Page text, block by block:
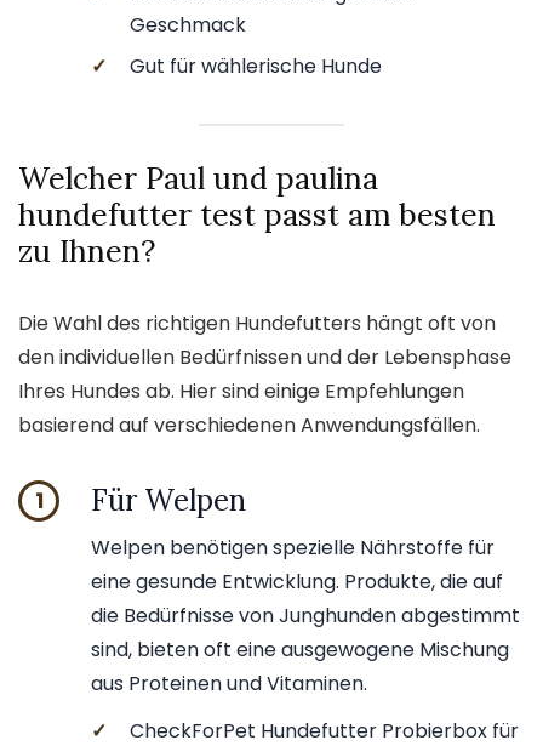
Geschmack
✓
Gut für wählerische Hunde
Welcher Paul und paulina
hundefutter test passt am besten
zu Ihnen?
Die Wahl des richtigen Hundefutters hängt oft von
den individuellen Bedürfnissen und der Lebensphase
Ihres Hundes ab. Hier sind einige Empfehlungen
basierend auf verschiedenen Anwendungsfällen.
1 Für Welpen
Welpen benötigen spezielle Nährstoffe für
eine gesunde Entwicklung. Produkte, die auf
die Bedürfnisse von Junghunden abgestimmt
sind, bieten oft eine ausgewogene Mischung
aus Proteinen und Vitaminen.
✓
CheckForPet Hundefutter Probierbox für